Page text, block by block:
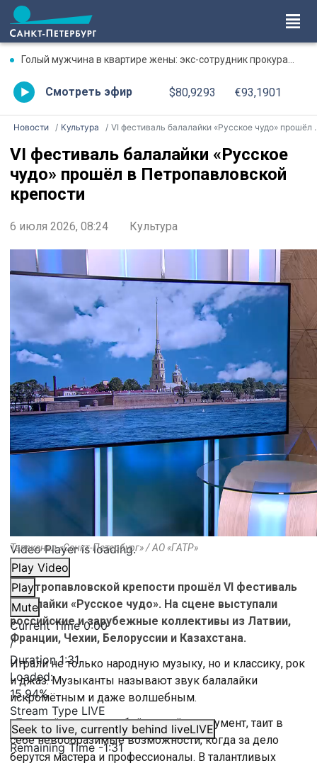
Голый мужчина в квартире жены: экс-сотрудник прокуратуры рассказал, почему совершил убийство
Смотреть эфир $80,9293 €93,1901
Новости Культура VI фестиваль балалайки «Русское чудо» прошёл в Петропавловской крепости
VI фестиваль балалайки «Русское
чудо» прошёл в Петропавловской
крепости
6 июля 2026, 08:24 Культура
Video Player is loading.
Play Video
Play
Mute
Current Time0:00
/
Duration1:31
Loaded:
15.94%
Stream Type LIVE
Seek to live, currently behind liveLIVE
Remaining Time-1:31
Телеканал «Санкт-Петербург» / АО «ГАТР»
В Петропавловской крепости прошёл VI фестиваль
балалайки «Русское чудо». На сцене выступали
российские и зарубежные коллективы из Латвии,
Франции, Чехии, Белоруссии и Казахстана.
Играли не только народную музыку, но и классику, рок
и джаз. Музыканты называют звук балалайки
искромётным и даже волшебным.
«Балалайка, как и любой другой инструмент, таит в
себе невообразимые возможности, когда за дело
берутся мастера и профессионалы. В талантливых